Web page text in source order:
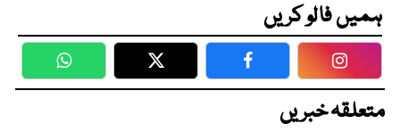
ہمیں فالو کریں
WhatsApp Twitter Facebook
متعلقہ خبریں